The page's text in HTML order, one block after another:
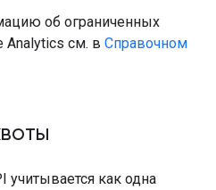
об ограниченных
Analytics см. в Справочном
как одна